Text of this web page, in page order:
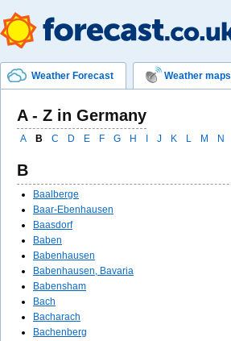
Weather Forecast Weather maps
A - Z in Germany
A B C D E F G H J K L M N
B
Baalberge
Baar-Ebenhausen
Baasdorf
Baben
Babenhausen
Babenhausen, Bavaria
Babensham
Bach
Bacharach
Bachenberg